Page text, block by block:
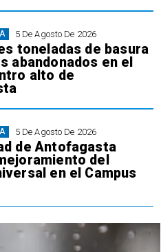
5 De Agosto De 2026
toneladas de basura
abandonados en el
alto de
5 De Agosto De 2026
de Antofagasta
del
en el Campus